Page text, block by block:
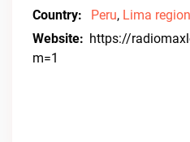
Country:
Peru, Lima region
Website: https://
m=1